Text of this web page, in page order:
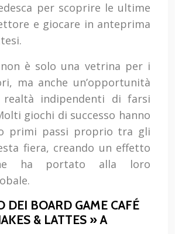
per scoprire le ultime
e giocare in anteprima
non è solo una vetrina per i
ma anche un’opportunità
realtà indipendenti di farsi
giochi di successo hanno
primi passi proprio tra gli
fiera, creando un effetto
ha portato alla loro
DEI BOARD GAME CAFÉ
& LATTES » A